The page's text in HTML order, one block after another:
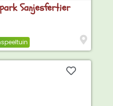
Sanjesfertier